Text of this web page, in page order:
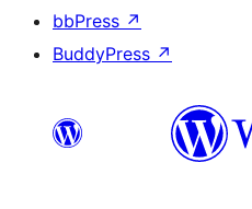
bbPress ↗
BuddyPress ↗